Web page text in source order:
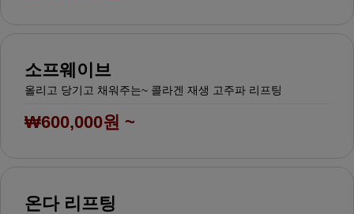
소프웨이브
올리고 당기고 채워주는~ 콜라겐 재생 고주파 리프팅
₩600,000원 ~
온다 리프팅